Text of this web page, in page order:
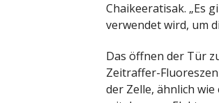
Chaikeeratisak. „Es
verwendet wird, um
Das öffnen der Tür
Zeitraffer-
der Zelle, ähnlich